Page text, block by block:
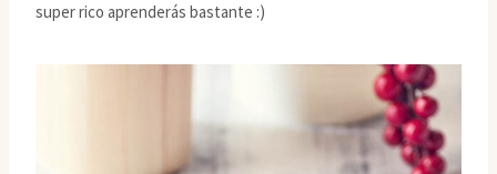
super rico aprenderás bastante :)